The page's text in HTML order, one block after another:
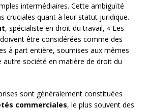
intermédiaires. Cette ambiguïté
cruciales quant à leur statut juridique.
, spécialiste en droit du travail, « Les
être considérées comme des
à part entière, soumises aux mêmes
société en matière de droit du
sont généralement constituées
commerciales, le plus souvent des